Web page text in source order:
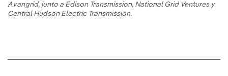
Avangrid, junto a Edison Transmission, National Grid Ventures y
Central Hudson Electric Transmission.